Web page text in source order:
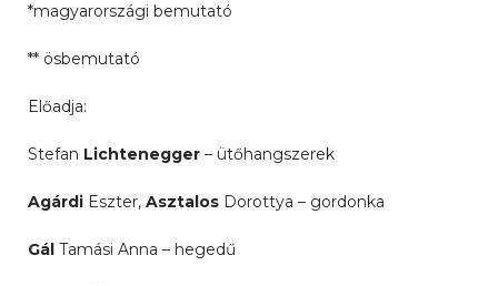
*magyarországi bemutató
** ösbemutató
Előadja:
Stefan Lichtenegger – ütőhangszerek
Agárdi Eszter, Asztalos Dorottya – gordonka
Gál Tamási Anna – hegedű